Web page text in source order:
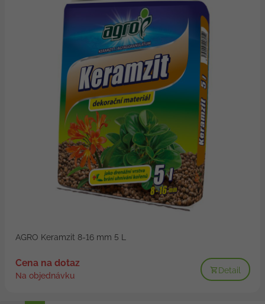
AGRO Keramzit 8-16 mm 5 L
Cena na dotaz
Na objednávku
Detail